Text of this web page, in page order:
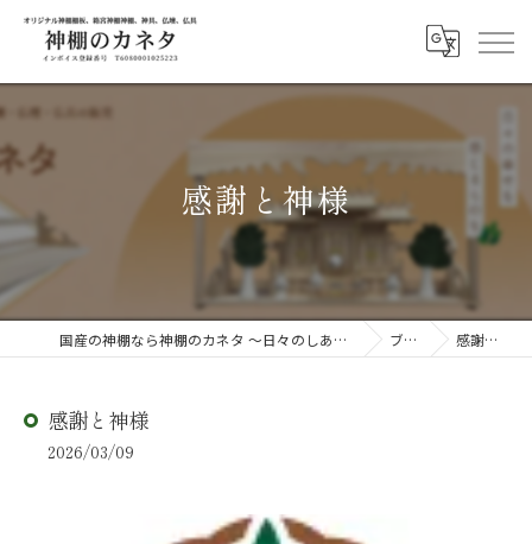
感謝と神様
国産の神棚なら神棚のカネタ ～日々のしあわせを感じる物を～ ブログ 感謝と神様
感謝と神様
2026/03/09